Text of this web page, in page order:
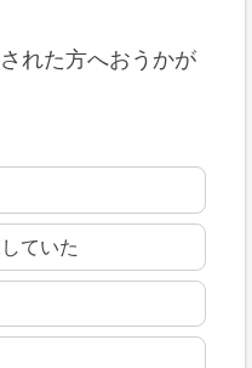
れた方へおうかが
ていた